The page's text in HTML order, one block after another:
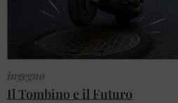
ingegno
Il Tombino e il Futuro